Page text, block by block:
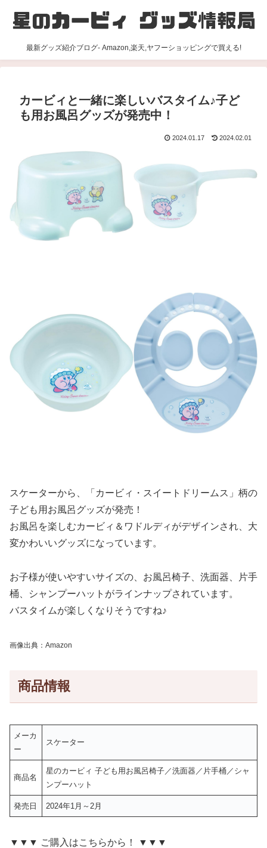
最新グッズ紹介ブログ- Amazon,楽天,ヤフーショッピングで買える!
カービィと一緒に楽しいバスタイム♪子ど
も用お風呂グッズが発売中！
2024.01.17 2024.02.01
スケーターから、「カービィ・スイートドリームス」柄の
子ども用お風呂グッズが発売！
お風呂を楽しむカービィ＆ワドルディがデザインされ、大
変かわいいグッズになっています。
お子様が使いやすいサイズの、お風呂椅子、洗面器、片手
桶、シャンプーハットがラインナップされています。
バスタイムが楽しくなりそうですね♪
画像出典：Amazon
商品情報
メーカ
ー
スケーター
商品名
星のカービィ 子ども用お風呂椅子／洗面器／片手桶／シャ
ンプーハット
発売日 2024年1月～2月
▼▼▼ ご購入はこちらから！ ▼▼▼